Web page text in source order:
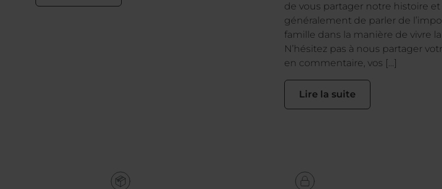
de vous partager notre histoire et
généralement de parler de
famille dans la manière de vivre
N’hésitez pas à nous partager
en commentaire, vos […]
Lire la suite